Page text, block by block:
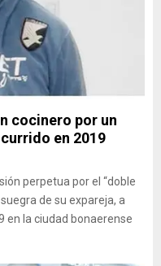
cocinero por un
en 2019
perpetua por el “doble
de su expareja, a
en la ciudad bonaerense